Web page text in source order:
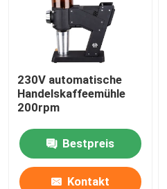
230V automatische
Handelskaffeemühle
200rpm
Bestpreis
Kontakt